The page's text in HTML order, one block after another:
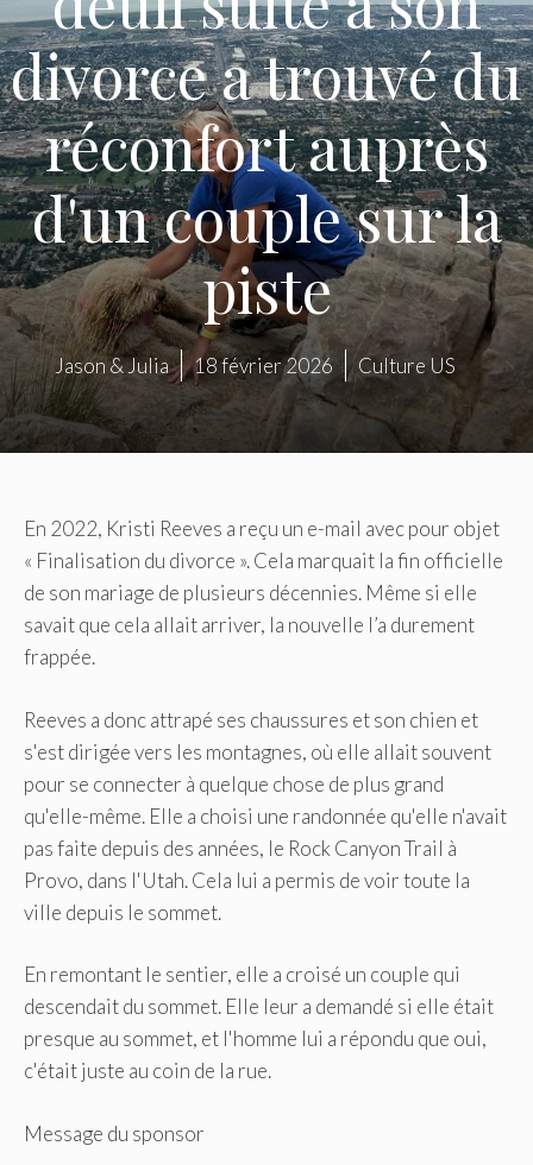
divorce a trouvé du
réconfort auprès
d'un couple sur la
piste
Jason & Julia 18 février 2026 Culture US
En 2022, Kristi Reeves a reçu un e-mail avec pour objet
« Finalisation du divorce ». Cela marquait la fin officielle
de son mariage de plusieurs décennies. Même si elle
savait que cela allait arriver, la nouvelle l’a durement
frappée.
Reeves a donc attrapé ses chaussures et son chien et
s'est dirigée vers les montagnes, où elle allait souvent
pour se connecter à quelque chose de plus grand
qu'elle-même. Elle a choisi une randonnée qu'elle n'avait
pas faite depuis des années, le Rock Canyon Trail à
Provo, dans l'Utah. Cela lui a permis de voir toute la
ville depuis le sommet.
En remontant le sentier, elle a croisé un couple qui
descendait du sommet. Elle leur a demandé si elle était
presque au sommet, et l'homme lui a répondu que oui,
c'était juste au coin de la rue.
Message du sponsor